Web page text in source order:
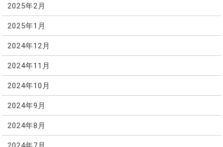
2025年2月
2025年1月
2024年12月
2024年11月
2024年10月
2024年9月
2024年8月